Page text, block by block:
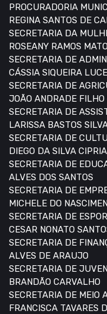
PROCURADORIA
REGINA SANTOS DE
SECRETARIA DA
ROSEANY RAMOS
SECRETARIA DE
CÁSSIA SIQUEIRA
SECRETARIA DE
JOÃO ANDRADE FILHO
SECRETARIA DE
LARISSA BASTOS
SECRETARIA DE
DIEGO DA SILVA
SECRETARIA DE
ALVES DOS SANTOS
SECRETARIA DE
MICHELE DO
SECRETARIA DE
CESAR NONATO
SECRETARIA DE
ALVES DE ARAUJO
SECRETARIA DE
BRANDÃO CARVALHO
SECRETARIA DE
FRANCISCA TAVARES